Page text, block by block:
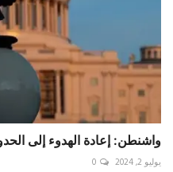
واشنطن: إعادة الهدوء إلى الحدود
يوليو 2, 2024 0